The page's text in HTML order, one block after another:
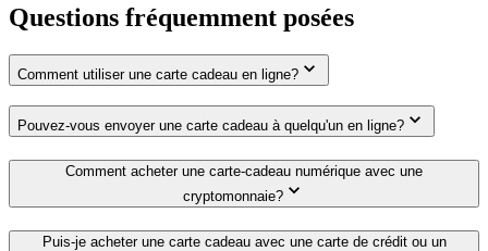
Questions fréquemment posées
Comment utiliser une carte cadeau en ligne?
Pouvez-vous envoyer une carte cadeau à quelqu'un en ligne?
Comment acheter une carte-cadeau numérique avec une
cryptomonnaie?
Puis-je acheter une carte cadeau avec une carte de crédit ou un